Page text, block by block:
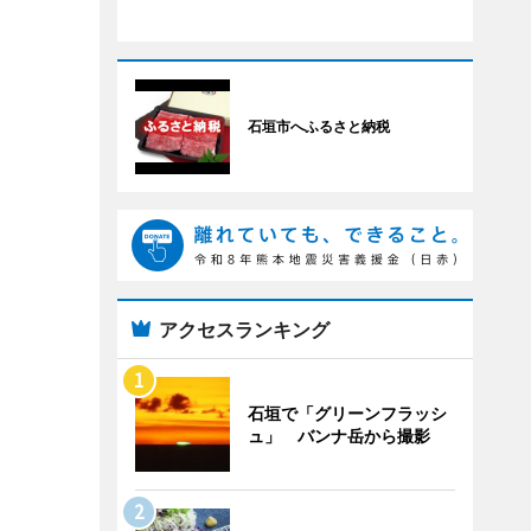
石垣市へふるさと納税
アクセスランキング
石垣で「グリーンフラッシ
ュ」 バンナ岳から撮影